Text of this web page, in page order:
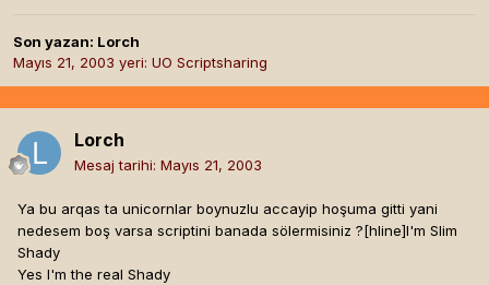
Son yazan: Lorch
Mayıs 21, 2003 yeri: UO Scriptsharing
Lorch
Mesaj tarihi: Mayıs 21, 2003
Ya bu arqas ta unicornlar boynuzlu accayip hoşuma gitti yani
nedesem boş varsa scriptini banada sölermisiniz ?[hline]I'm Slim
Shady
Yes I'm the real Shady